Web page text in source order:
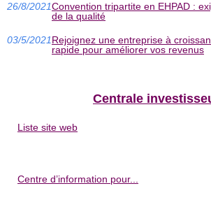
26/8/2021Convention tripartite en EHPAD :
de la qualité
03/5/2021Rejoignez une entreprise à
rapide pour améliorer vos revenus
Centrale
Liste site web
Centre d’information pour...